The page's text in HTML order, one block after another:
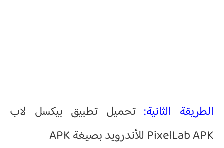
الطريقة الثانية: تحميل تطبيق بيكسل لاب
PixelLab APK للأندرويد بصيغة APK